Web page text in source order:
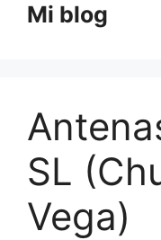
contenido
Mi blog
SL
Vega)